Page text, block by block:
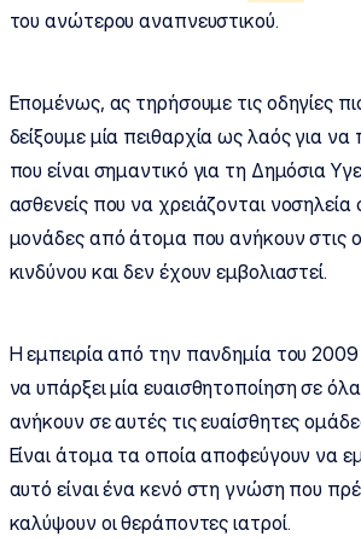
του ανώτερου αναπνευστικού.
Επομένως, ας τηρήσουμε τις οδηγίες
δείξουμε μία πειθαρχία ως λαός για
που είναι σημαντικό για τη Δημόσια
ασθενείς που να χρειάζονται νοσηλεία
μονάδες από άτομα που ανήκουν στις
κινδύνου και δεν έχουν εμβολιαστεί.
Η εμπειρία από την πανδημία του 2009
να υπάρξει μία ευαισθητοποίηση σε
ανήκουν σε αυτές τις ευαίσθητες
Είναι άτομα τα οποία αποφεύγουν να
αυτό είναι ένα κενό στη γνώση που
καλύψουν οι θεράποντες ιατροί.